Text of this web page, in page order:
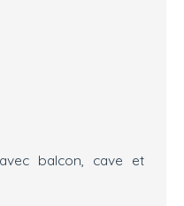
balcon, cave et